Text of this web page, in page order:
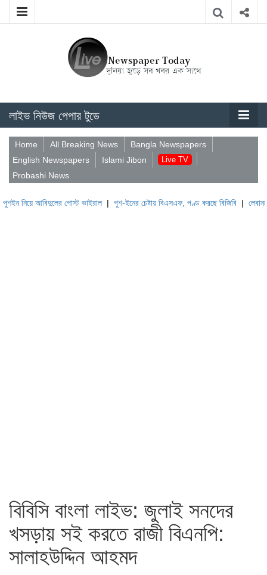
লাইভ নিউজ পেপার টুডে
Home All Breaking News
Bangla Newspapers
English Newspapers
Islami Jibon Live TV
Probashi News
পোস্ট ভাইরাল|পুশ-ইনের চেষ্টায় বিএসএফ, পণ্ড করছে বিজিবি|লেবাননের
বিবিসি বাংলা লাইভ: জুলাই সনদের
খসড়ায় সই করতে রাজী বিএনপি:
সালাহউদ্দিন আহমদ